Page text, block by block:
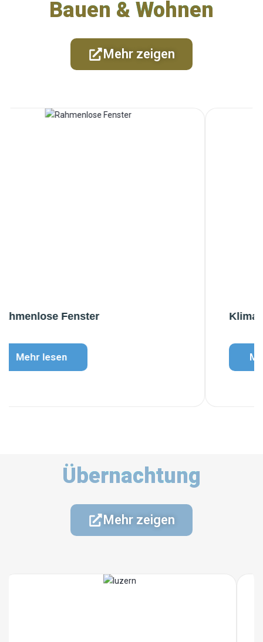
Bauen & Wohnen
Mehr zeigen
Klimaanlage Zentralschweiz
Mehr lesen
Übernachtung
Mehr zeigen